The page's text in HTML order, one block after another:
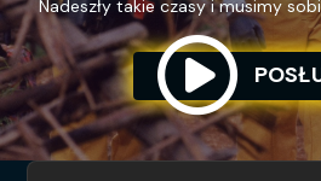
Nadeszły takie czasy i musimy